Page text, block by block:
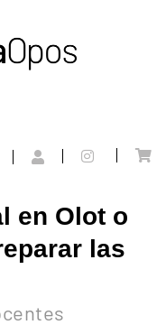
PREPARAR LAS OPOS
en Olot o
las